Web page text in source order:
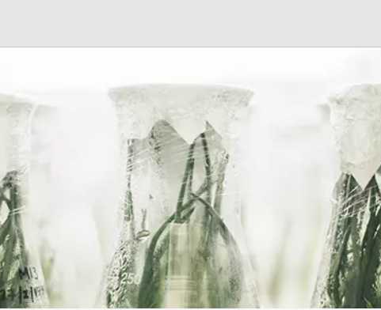
&
LEBEN
13plus Nachmittagsangebot
Austausche und Fahrten
Europa
Berufliche Orientierung
Beratung
Menschen und Werke des
LERNEN
Erprobungsstufe
Wettbewerbe
Forschung